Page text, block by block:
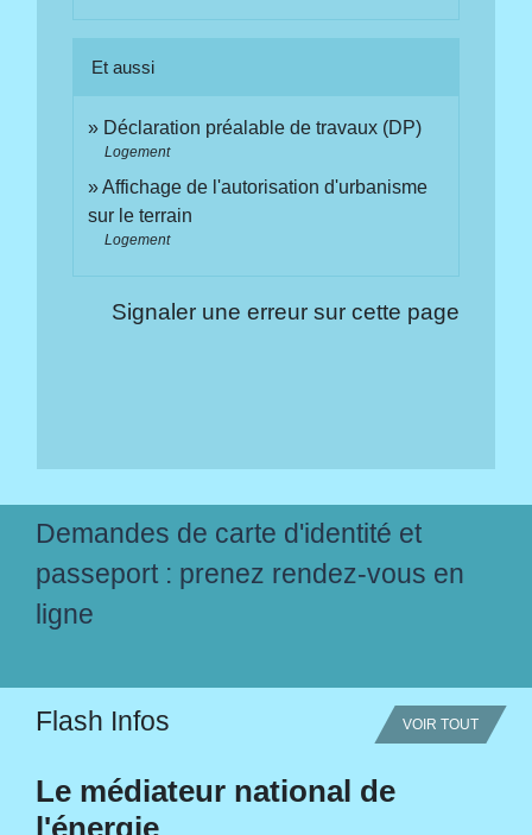
Et aussi
Déclaration préalable de travaux (DP)
Logement
Affichage de l'autorisation d'urbanisme
sur le terrain
Logement
Signaler une erreur sur cette page
Demandes de carte d'identité et
passeport : prenez rendez-vous en
ligne
Flash Infos VOIR TOUT
Le médiateur national de